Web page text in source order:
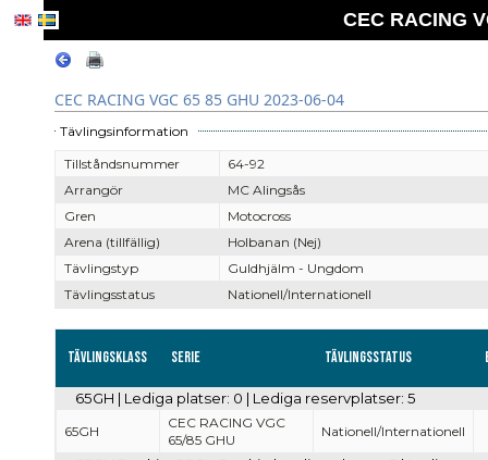
CEC RACING
CEC RACING VGC 65 85 GHU 2023-06-04
Tävlingsinformation
Tillståndsnummer
64-92
Arrangör
MC Alingsås
Gren
Motocross
Arena (tillfällig)
Holbanan (Nej)
Tävlingstyp
Guldhjälm - Ungdom
Tävlingsstatus
Nationell/Internationell
Tävlingsklass Serie Tävlingsstatus
65GH | Lediga platser: 0 | Lediga reservplatser: 5
65GH
CEC RACING VGC
65/85 GHU
Nationell/Internationell